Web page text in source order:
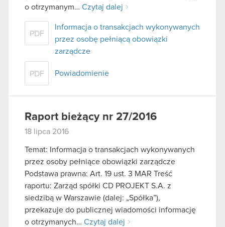
o otrzymanym… Czytaj dalej
PDF
Informacja o transakcjach wykonywanych
przez osobę pełniącą obowiązki
zarządcze
PDF Powiadomienie
Raport bieżący nr 27/2016
18 lipca 2016
Temat: Informacja o transakcjach wykonywanych
przez osoby pełniące obowiązki zarządcze
Podstawa prawna: Art. 19 ust. 3 MAR Treść
raportu: Zarząd spółki CD PROJEKT S.A. z
siedzibą w Warszawie (dalej: „Spółka”),
przekazuje do publicznej wiadomości informację
o otrzymanych… Czytaj dalej